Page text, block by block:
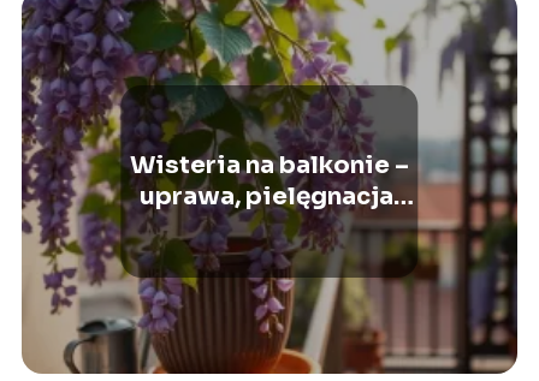
Wisteria na balkonie –
uprawa, pielęgnacja,
kwitnienie